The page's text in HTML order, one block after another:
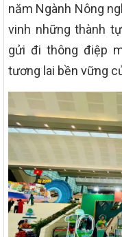
năm Ngành Nông
vinh những thành
gửi đi thông điệp
tương lai bền vững